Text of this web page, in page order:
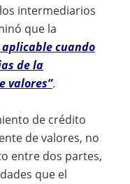
intermediarios
que la
cuando
de la
valores”.
de crédito
de valores, no
entre dos partes,
que el